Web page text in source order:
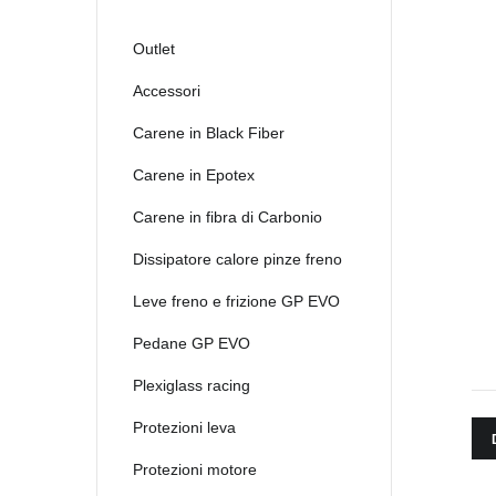
Outlet
Accessori
Carene in Black Fiber
Carene in Epotex
Carene in fibra di Carbonio
Dissipatore calore pinze freno
Leve freno e frizione GP EVO
Pedane GP EVO
Plexiglass racing
Protezioni leva
Protezioni motore